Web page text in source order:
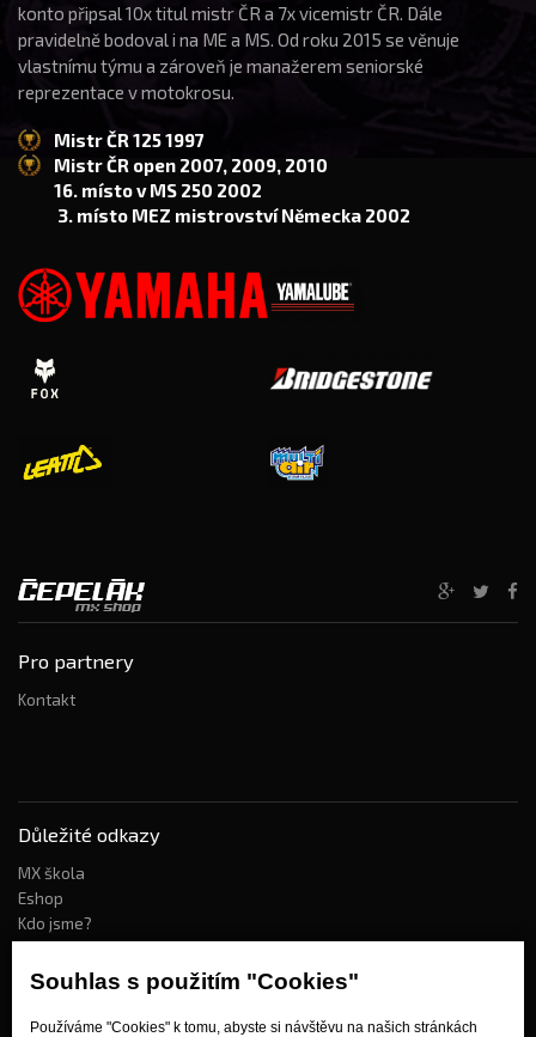
Souhlas s použitím "Cookies"
Používáme "Cookies" k tomu, abyste si návštěvu na našich stránkách
konto připsal 10x titul mistr ČR a 7x vicemistr ČR. Dále
pravidelně bodoval i na ME a MS. Od roku 2015 se věnuje
vlastnímu týmu a zároveň je manažerem seniorské
reprezentace v motokrosu.
Mistr ČR 125 1997
Mistr ČR open 2007, 2009, 2010
16. místo v MS 250 2002
3. místo MEZ mistrovství Německa 2002
Pro partnery
Kontakt
Důležité odkazy
MX škola
Eshop
Kdo jsme?